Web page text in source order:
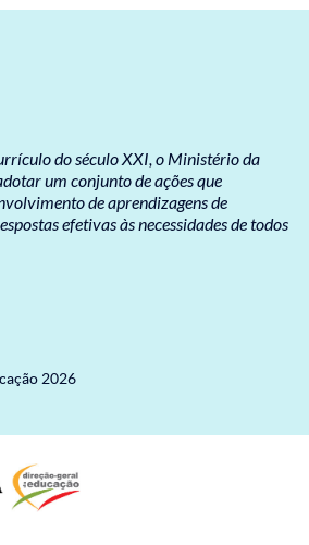
do século XXI, o Ministério da
um conjunto de ações que
de aprendizagens de
efetivas às necessidades de todos
2026